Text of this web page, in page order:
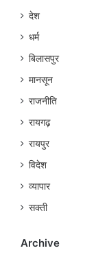
देश
धर्म
बिलासपुर
मानसून
राजनीति
रायगढ़
रायपुर
विदेश
व्यापार
सक्ती
Archive